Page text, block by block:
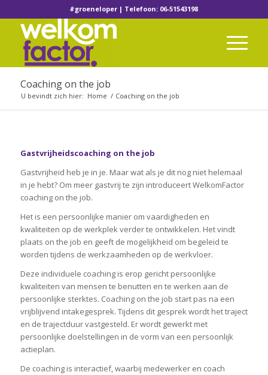
#groeneloper | Telefoon: 06-51543198
Coaching on the job
U bevindt zich hier: Home / Coaching on the job
Gastvrijheidscoaching on the job
Gastvrijheid heb je in je. Maar wat als je dit nog niet helemaal
in je hebt? Om meer gastvrij te zijn introduceert WelkomFactor
coaching on the job.
Het is een persoonlijke manier om vaardigheden en
kwaliteiten op de werkplek verder te ontwikkelen. Het vindt
plaats on the job en geeft de mogelijkheid om begeleid te
worden tijdens de werkzaamheden op de werkvloer.
Deze individuele coaching is erop gericht persoonlijke
kwaliteiten van mensen te benutten en te werken aan de
persoonlijke sterktes. Coaching on the job start pas na een
vrijblijvend intakegesprek. Tijdens dit gesprek wordt het traject
en de trajectduur vastgesteld. Er wordt gewerkt met
persoonlijke doelstellingen in de vorm van een persoonlijk
actieplan.
De coaching is interactief, waarbij medewerker en coach